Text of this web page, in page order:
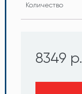
Количество
8349 р.